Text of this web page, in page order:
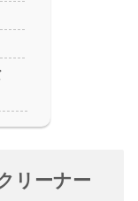
リーナー